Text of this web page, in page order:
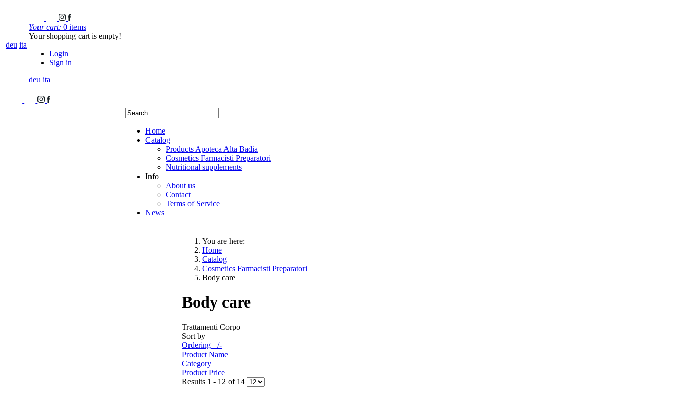
deu ita
Your cart: 0 items
Your shopping cart is empty!
Login
Sign in
deu ita
Home
Catalog
Products Apoteca Alta Badia
Cosmetics Farmacisti Preparatori
Nutritional supplements
Info
About us
Contact
Terms of Service
News
You are here:
Home
Catalog
Cosmetics Farmacisti Preparatori
Body care
Body care
Trattamenti Corpo
Sort by
Ordering +/-
Product Name
Category
Product Price
Results 1 - 12 of 14